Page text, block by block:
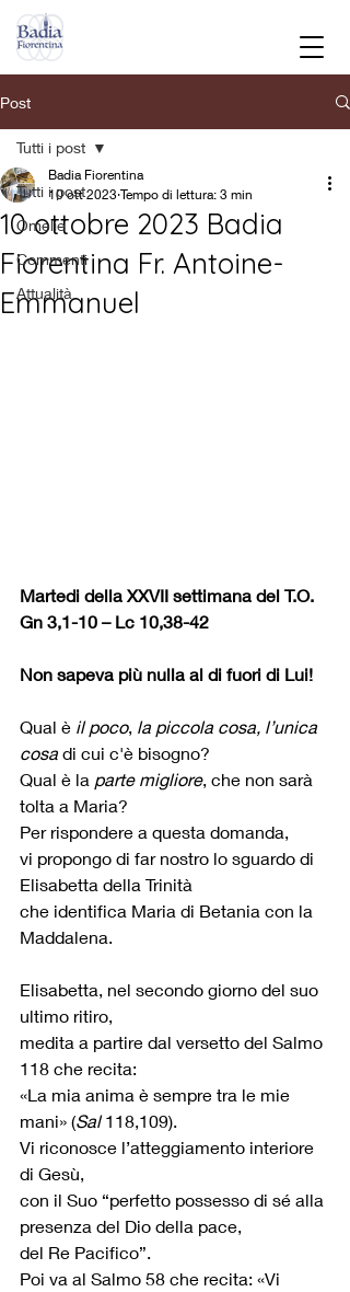
Post
Tutti i post
Omelie
Commenti
Attualità
Tutti i post
10 ottobre 2023 Badia
Fiorentina Fr. Antoine-
Emmanuel
Badia Fiorentina
10 ott 2023 Tempo di lettura: 3 min
Martedi della XXVII settimana del T.O.
Gn 3,1-10 – Lc 10,38-42
Non sapeva più nulla al di fuori di Lui!
Qual è il poco, la piccola cosa, l’unica
cosa di cui c'è bisogno?
Qual è la parte migliore, che non sarà
tolta a Maria?
Per rispondere a questa domanda,
vi propongo di far nostro lo sguardo di
Elisabetta della Trinità
che identifica Maria di Betania con la
Maddalena.
Elisabetta, nel secondo giorno del suo
ultimo ritiro,
medita a partire dal versetto del Salmo
118 che recita:
«La mia anima è sempre tra le mie
mani» (Sal 118,109).
Vi riconosce l’atteggiamento interiore
di Gesù,
con il Suo “perfetto possesso di sé alla
presenza del Dio della pace,
del Re Pacifico”.
Poi va al Salmo 58 che recita: «Vi